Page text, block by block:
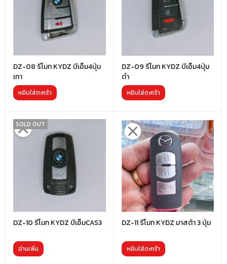
DZ-08 รีโมท KYDZ บีเอ็ม4ปุ่ม
เทา
หยิบใส่ตะกร้า
DZ-09 รีโมท KYDZ บีเอ็ม4ปุ่ม
ดำ
หยิบใส่ตะกร้า
SOLD OUT
DZ-10 รีโมท KYDZ บีเอ็มCAS3
อ่านเพิ่ม
DZ-11 รีโมท KYDZ มาสด้า 3 ปุ่ม
หยิบใส่ตะกร้า